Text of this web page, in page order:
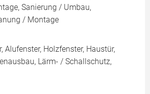
Sanierung / Umbau,
/ Montage
Alufenster, Holzfenster, Haustür,
Lärm- / Schallschutz,